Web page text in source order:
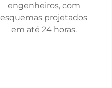
engenheiros, com
esquemas projetados
em até 24 horas.